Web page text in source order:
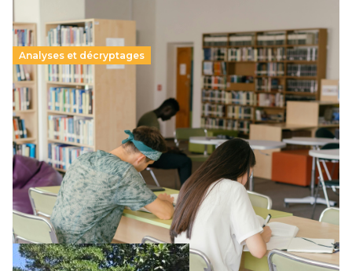
Analyses et décryptages
Supérieur privé : une dérive qui met à mal la
promesse républicaine
11 juillet 2026-
Le projet de loi sur la régulation de l’enseignement
supérieur privé met en lumière l’amplification d’un système
qui relègue l’acte pédagogique au superfétatoire, voire à…
Lire la suite →